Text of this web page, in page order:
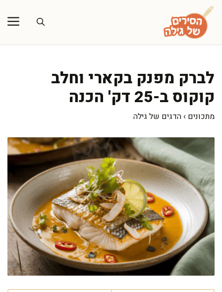
לדלג
לתוכן
לברק מפנק בקארי וחלב
קוקוס ב-25 דק' הכנה
מתכונים › הדגים של גילה